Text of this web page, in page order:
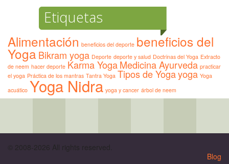
Etiquetas
Alimentación beneficios del deporte beneficios del
Yoga Bikram yoga Deporte deporte y salud Doctrinas del Yoga Extracto
de neem hacer deporte Karma YogaMedicina Ayurveda practicar
el yoga Práctica de los mantras Tantra Yoga Tipos de Yogayoga Yoga
acuático Yoga Nidra yoga y cancer árbol de neem
© 2008-2026 All rights reserved.
Blog